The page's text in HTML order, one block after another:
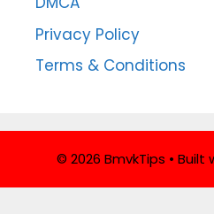
Privacy Policy
Terms & Conditions
© 2026 BmvkTips • Built